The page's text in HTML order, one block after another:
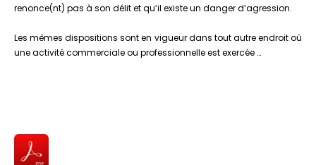
renonce(nt) pas à son délit et qu’il existe un danger d’agression.
Les mêmes dispositions sont en vigueur dans tout autre endroit où
une activité commerciale ou professionnelle est exercée …